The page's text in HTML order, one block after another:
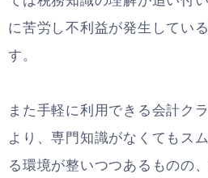
に苦労し不利益が発生してい
す。
また手軽に利用できる会計ク
より、専門知識がなくてもス
る環境が整いつつあるものの